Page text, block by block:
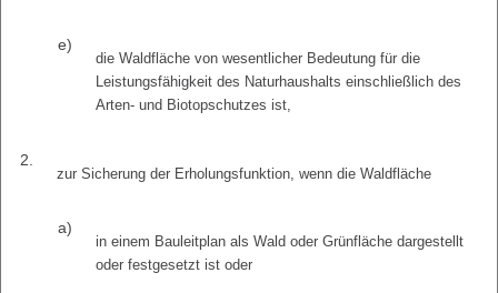
e)
die Waldfläche von wesentlicher Bedeutung für die
Leistungsfähigkeit des Naturhaushalts einschließlich des
Arten- und Biotopschutzes ist,
2.
zur Sicherung der Erholungsfunktion, wenn die Waldfläche
a)
in einem Bauleitplan als Wald oder Grünfläche dargestellt
oder festgesetzt ist oder